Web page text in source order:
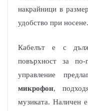
накрайници в
удобство при носене.
Кабелът е с
повърхност за по-
управление
микрофон,
музиката. Наличен